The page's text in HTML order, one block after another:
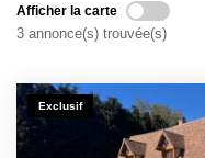
Afficher la carte
3 annonce(s) trouvée(s)
Exclusif